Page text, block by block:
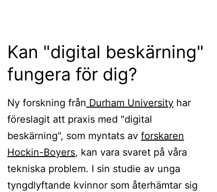
Kan "digital beskärning"
fungera för dig?
Ny forskning från Durham University har
föreslagit att praxis med "digital
beskärning", som myntats av forskaren
Hockin-Boyers, kan vara svaret på våra
tekniska problem. I sin studie av unga
tyngdlyftande kvinnor som återhämtar sig